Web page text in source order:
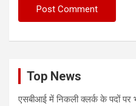
Top News
एसबीआई में निकली क्लर्क के पदों पर